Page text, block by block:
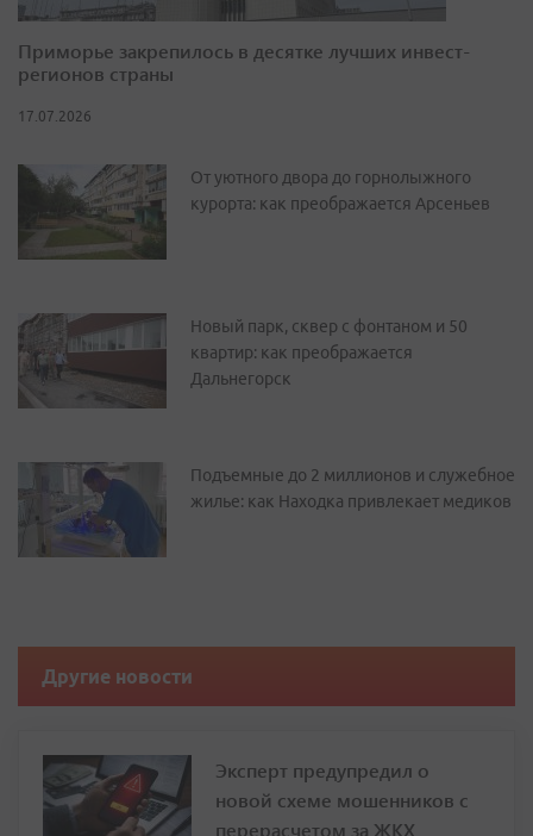
Приморье закрепилось в десятке лучших инвест-
регионов страны
17.07.2026
От уютного двора до горнолыжного
курорта: как преображается Арсеньев
Новый парк, сквер с фонтаном и 50
квартир: как преображается
Дальнегорск
Подъемные до 2 миллионов и служебное
жилье: как Находка привлекает медиков
Другие новости
Эксперт предупредил о
новой схеме мошенников с
перерасчетом за ЖКХ